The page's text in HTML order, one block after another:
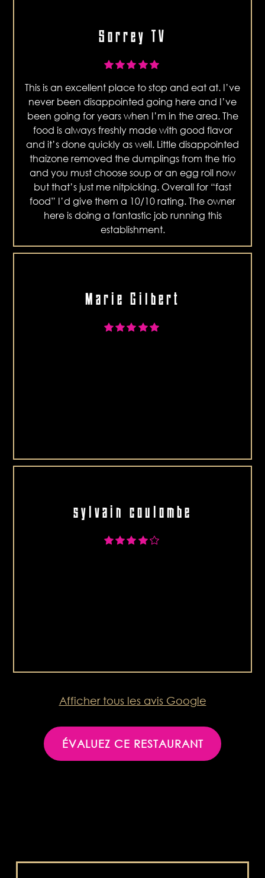
Sorrey TV
This is an excellent place to stop and eat at. I’ve
never been disappointed going here and I’ve
been going for years when I’m in the area. The
food is always freshly made with good flavor
and it’s done quickly as well. Little disappointed
thaizone removed the dumplings from the trio
and you must choose soup or an egg roll now
but that’s just me nitpicking. Overall for “fast
food” I’d give them a 10/10 rating. The owner
here is doing a fantastic job running this
establishment.
Marie Gilbert
sylvain coulombe
Afficher tous les avis Google
ÉVALUEZ CE RESTAURANT